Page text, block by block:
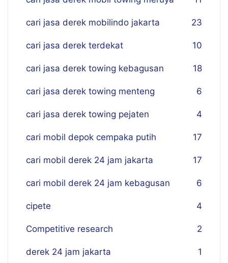
cari jasa derek mobilindo jakarta 23
cari jasa derek terdekat 10
cari jasa derek towing kebagusan 18
cari jasa derek towing menteng 6
cari jasa derek towing pejaten 4
cari mobil depok cempaka putih 17
cari mobil derek 24 jam jakarta 17
cari mobil derek 24 jam kebagusan 6
cipete 4
Competitive research 2
derek 24 jam jakarta 1